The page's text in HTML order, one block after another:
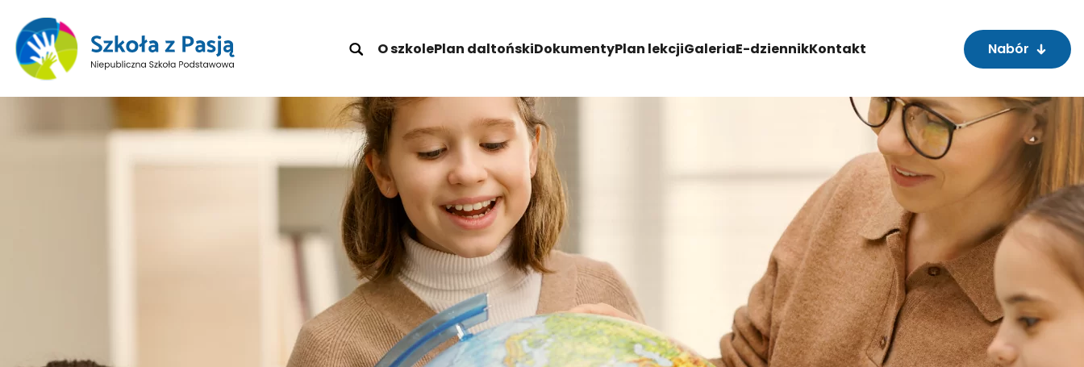
for:
O szkolePlan daltońskiDokumentyPlan lekcjiGaleriaE-dziennikKontakt Nabór